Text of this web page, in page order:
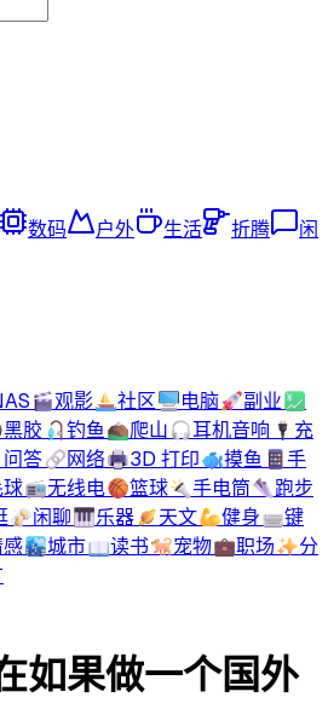
数码 户外 生活 折腾
闲
🎬观影⛵社区🖥️电脑🚀副业💹
黑胶 🎣钓鱼⛰️爬山🎧耳机音响 🔌 充
问答🔗网络🖨️3D 打印🐟摸鱼 📱手
📻无线电🏀篮球🔦手电筒👟跑步
🍻闲聊🎹乐器🪐天文💪健身⌨️键
🏙️城市📖读书🐕宠物💼职场✨分
如果做一个国外